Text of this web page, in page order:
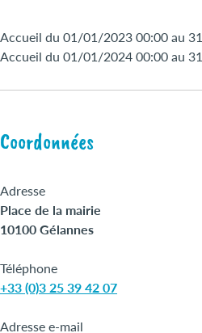
Accueil du 01/01/2023 00:00 au
Accueil du 01/01/2024 00:00 au
Coordonnées
Adresse
Place de la mairie
10100 Gélannes
Téléphone
+33 (0)3 25 39 42 07
Adresse e-mail